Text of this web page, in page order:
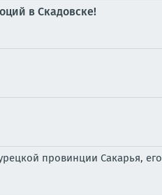
в Скадовске!
провинции Сакарья,